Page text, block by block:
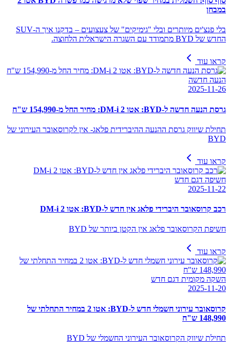
במבחן
בלי פנצ'ים מיותרים ובלי "גימיקים" של צעצועים – בדקנו איך ה-SUV
החדש של BYD מתמודד עם השגרה הישראלית הלחוצה.
קראו עוד
הנעה חדשה
2025-11-26
גרסת הנעה חדשה ל-BYD: אטו 2 DM-i: מחיר החל מ-154,990 ש"ח
תחילת שיווק גרסת ההנעה ההיברידית פלאג- אין לקרוסאובר העירוני של
BYD
קראו עוד
חשיפה דגם חדש
2025-11-22
רכב קרוסאובר היברידי פלאג אין חדש ל-BYD: אטו 2 DM-i
חשיפת הקרוסאובר פלאג אין הקטן ביותר של BYD
קראו עוד
השקה מקומית דגם חדש
2025-11-20
קרוסאובר עירוני חשמלי חדש ל-BYD: אטו 2 במחיר התחלתי של
148,990 ש"ח
תחילת שיווק הקרוסאובר העירוני החשמלי של BYD